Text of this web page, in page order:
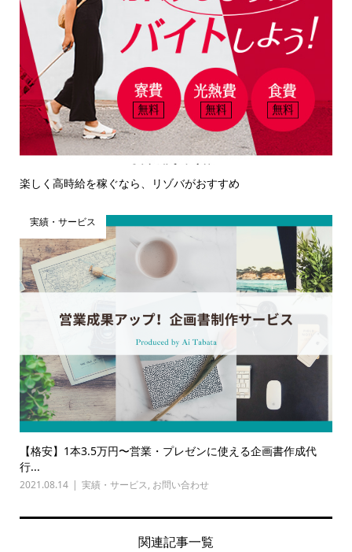
楽しく高時給を稼ぐなら、リゾバがおすすめ
実績・サービス
【格安】1本3.5万円〜営業・プレゼンに使える企画書作成代
行...
2021.08.14 実績・サービス, お問い合わせ
関連記事一覧